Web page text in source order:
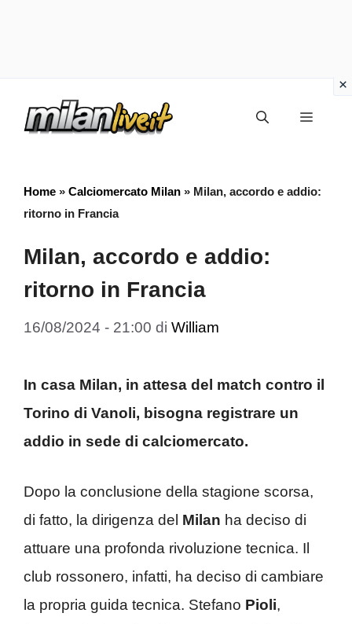
Menu
Home » Calciomercato Milan » Milan, accordo e addio:
ritorno in Francia
Milan, accordo e addio:
ritorno in Francia
16/08/2024 - 21:00 di William
In casa Milan, in attesa del match contro il
Torino di Vanoli, bisogna registrare un
addio in sede di calciomercato.
Dopo la conclusione della stagione scorsa,
di fatto, la dirigenza del Milan ha deciso di
attuare una profonda rivoluzione tecnica. Il
club rossonero, infatti, ha deciso di cambiare
la propria guida tecnica. Stefano Pioli,